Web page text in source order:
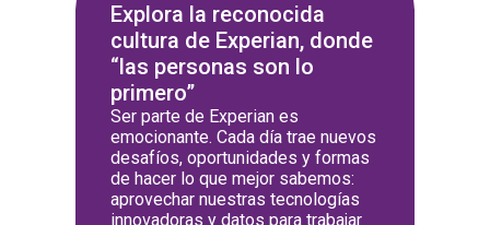
Explora la reconocida
cultura de Experian, donde
“las personas son lo
primero”
Ser parte de Experian es
emocionante. Cada día trae nuevos
desafíos, oportunidades y formas
de hacer lo que mejor sabemos:
aprovechar nuestras tecnologías
innovadoras y datos para trabajar